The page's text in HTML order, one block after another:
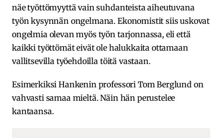
näe työttömyyttä vain suhdanteista aiheutuvana
työn kysynnän ongelmana. Ekonomistit siis uskovat
ongelmia olevan myös työn tarjonnassa, eli että
kaikki työttömät eivät ole halukkaita ottamaan
vallitsevilla työehdoilla töitä vastaan.
Esimerkiksi Hankenin professori Tom Berglund on
vahvasti samaa mieltä. Näin hän perustelee
kantaansa.